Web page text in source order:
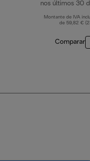
nos últimos 30
Montante de IVA
de 59,82 €
Comparar